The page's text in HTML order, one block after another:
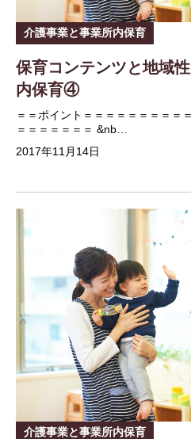
介護事業と事業所内保育
保育コンテンツと地域
内保育④
＝＝ポイント＝＝＝＝＝＝＝＝＝
＝＝＝＝＝＝＝ &nb…
2017年11月14日
介護事業と事業所内保育